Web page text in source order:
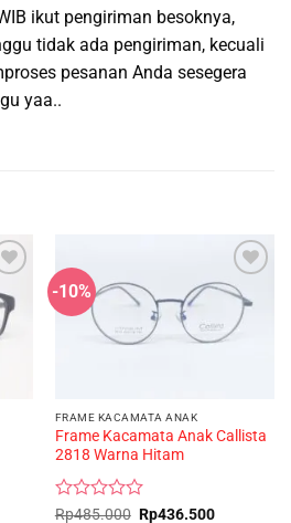
ikut pengiriman besoknya,
tidak ada pengiriman, kecuali
pesanan Anda sesegera
yaa..
-10%
FRAME KACAMATA ANAK
Frame Kacamata Anak Callista
2818 Warna Hitam
Rated
Rp485.000 Original
Rp436.500Current